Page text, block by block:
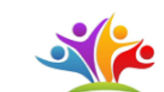
περιεχόμενο